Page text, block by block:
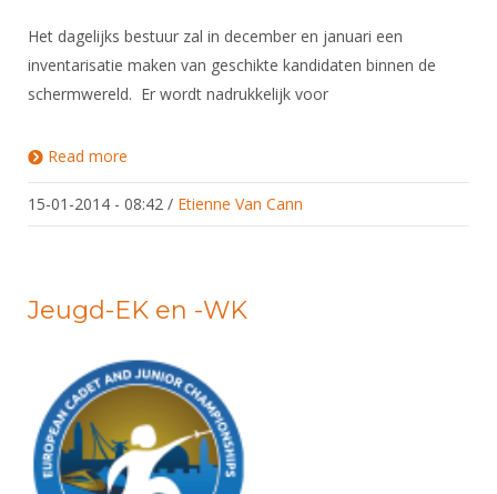
Het dagelijks bestuur zal in december en januari een
inventarisatie maken van geschikte kandidaten binnen de
schermwereld. Er wordt nadrukkelijk voor
Read more
15-01-2014 - 08:42 / Etienne Van Cann
Jeugd-EK en -WK